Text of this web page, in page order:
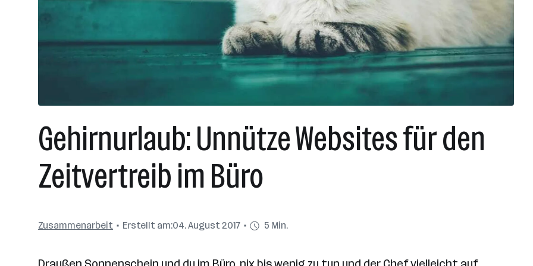
Gehirnurlaub: Unnütze Websites für den
Zeitvertreib im Büro
Zusammenarbeit Erstellt am:04. August 2017 5 Min.